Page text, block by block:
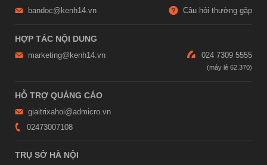
bandoc@kenh14.vn Câu hỏi thường gặp
HỢP TÁC NỘI DUNG
marketing@kenh14.vn 024 7309 5555
HỖ TRỢ QUẢNG CÁO
giaitrixahoi@admicro.vn
02473007108
TRỤ SỞ HÀ NỘI